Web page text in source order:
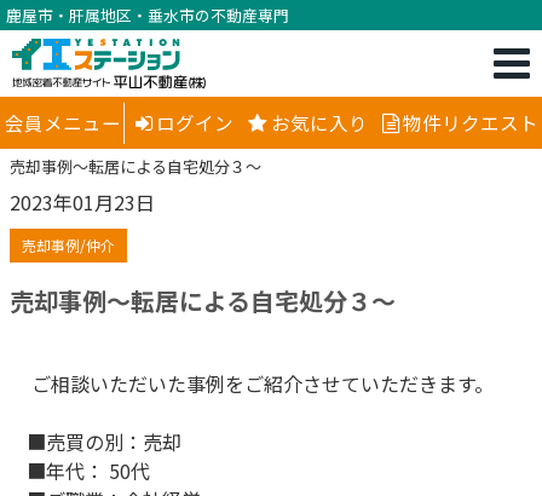
鹿屋市・肝属地区・垂水市の不動産専門
会員メニュー ログイン お気に入り 物件リクエスト
売却事例～転居による自宅処分３～
2023年01月23日
売却事例/仲介
売却事例～転居による自宅処分３～
ご相談いただいた事例をご紹介させていただきます。
■売買の別：売却
■年代： 50代